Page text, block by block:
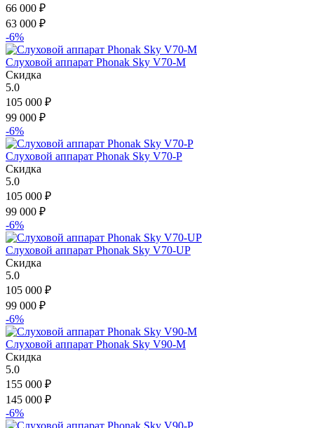
66 000 ₽
63 000 ₽
-6%
Слуховой аппарат Phonak Sky V70-M
Скидка
5.0
105 000 ₽
99 000 ₽
-6%
Слуховой аппарат Phonak Sky V70-P
Скидка
5.0
105 000 ₽
99 000 ₽
-6%
Слуховой аппарат Phonak Sky V70-UP
Скидка
5.0
105 000 ₽
99 000 ₽
-6%
Слуховой аппарат Phonak Sky V90-M
Скидка
5.0
155 000 ₽
145 000 ₽
-6%